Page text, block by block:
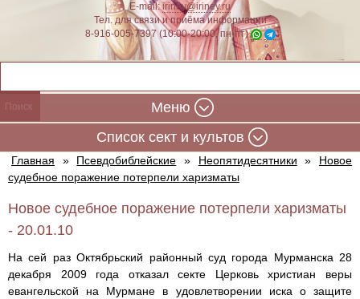
E-mail:iriney@iriney.ru
Тел. для связи и приёма информации
8-916-005-7397 (10:00-20:00, пн-пт)
Меню
Cписок сект и культов
Главная » Псевдобиблейские » Неопятидесятники »
Новое
судебное поражение потерпели харизматы
Новое судебное поражение потерпели харизматы
- 20.01.10
На сей раз Октябрьский районный суд города Мурманска 28
декабря 2009 года отказал секте Церковь христиан веры
евангельской на Мурмане в удовлетворении иска о защите